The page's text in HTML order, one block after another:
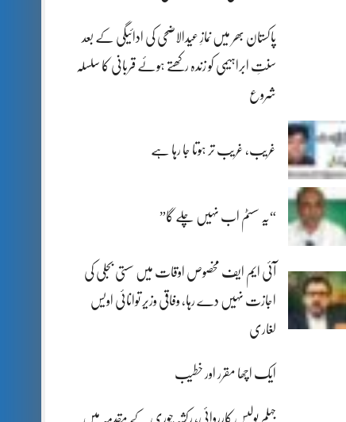
پاکستان بھر میں نمازِ عیدالاضحی کی ادائیگی کے بعد
سنتِ ابراہیمی کو زندہ رکھتے ہوئے قربانی کا سلسلہ
شروع
غریب، غریب تر ہوتا جا رہا ہے
“یہ سسٹم اب نہیں چلے گا”
آئی ایم ایف مخصوص اوقات میں سستی بجلی کی
اجازت نہیں دے رہا، وفاقی وزیر توانائی اویس
لغاری
ایک اچھا مقرر اور خطیب
جہلم پولیس کارروائی، رکشہ چوری کے مقدمہ میں